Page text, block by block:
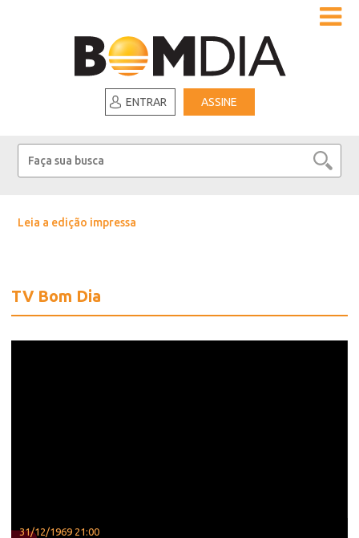
ENTRAR ASSINE
Leia a edição impressa
TV Bom Dia
31/12/1969 21:00